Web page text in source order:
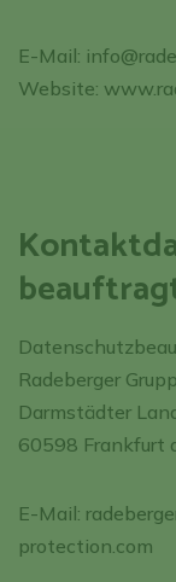
E-Mail:
Website:
Radeberger
Darmstädter
60598 Frankfurt
E-Mail:
protection.com